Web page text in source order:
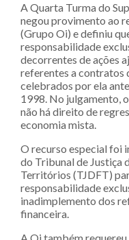
A Quarta Turma do
negou provimento ao
(Grupo Oi) e definiu
responsabilidade
decorrentes de ações
referentes a contratos
celebrados por ela
1998. No julgamento,
não há direito de
economia mista.
O recurso especial foi
do Tribunal de Justiça
Territórios (TJDFT)
responsabilidade
inadimplemento dos
financeira.